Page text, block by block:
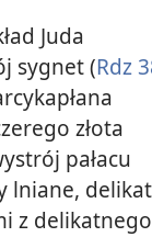
Juda
sygnet (Rdz
złota
pałacu
lniane,
z delikatnego